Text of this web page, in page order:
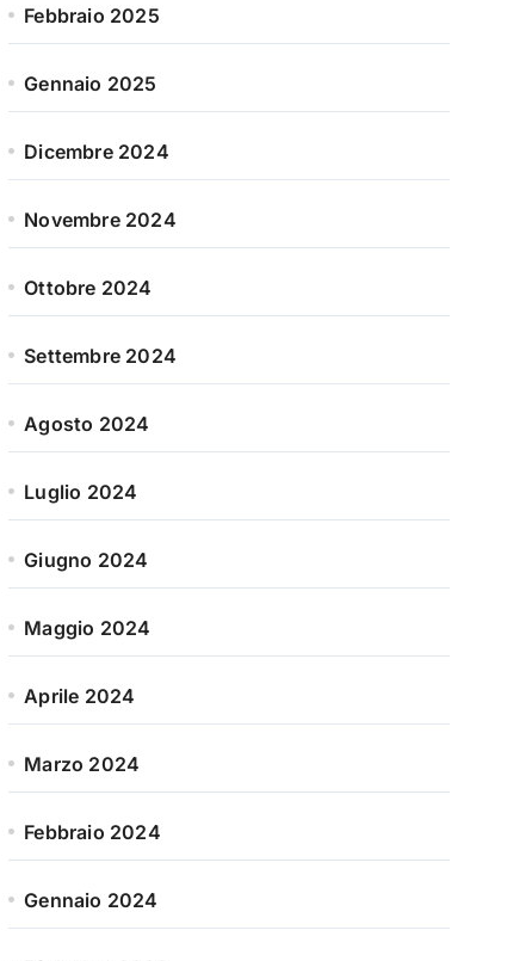
Febbraio 2025
Gennaio 2025
Dicembre 2024
Novembre 2024
Ottobre 2024
Settembre 2024
Agosto 2024
Luglio 2024
Giugno 2024
Maggio 2024
Aprile 2024
Marzo 2024
Febbraio 2024
Gennaio 2024